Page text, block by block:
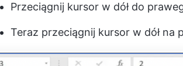
Przeciągnij kursor w dół do
Teraz przeciągnij kursor w dół